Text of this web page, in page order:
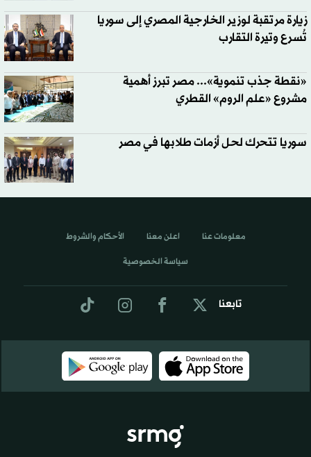
زيارة مرتقبة لوزير الخارجية المصري إلى سوريا
تُسرع وتيرة التقارب
«نقطة جذب تنموية»... مصر تبرز أهمية
مشروع «علم الروم» القطري
سوريا تتحرك لحل أزمات طلابها في مصر
تابعنا
معلومات عنا اعلن معنا الأحكام والشروط
سياسة الخصوصية